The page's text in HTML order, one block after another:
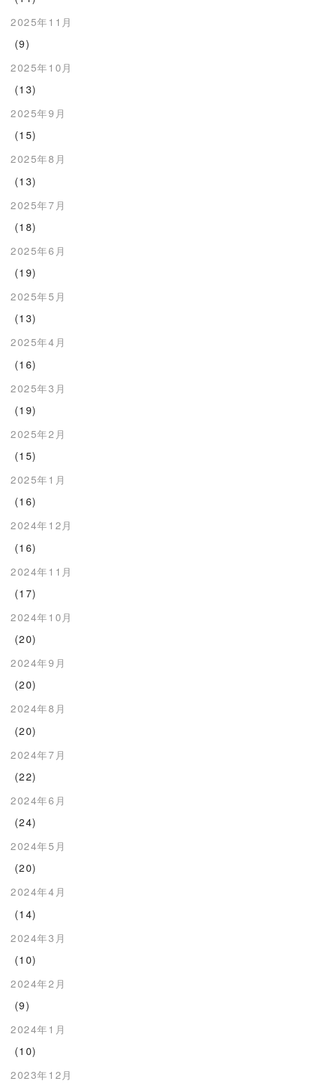
2025年11月
(9)
2025年10月
(13)
2025年9月
(15)
2025年8月
(13)
2025年7月
(18)
2025年6月
(19)
2025年5月
(13)
2025年4月
(16)
2025年3月
(19)
2025年2月
(15)
2025年1月
(16)
2024年12月
(16)
2024年11月
(17)
2024年10月
(20)
2024年9月
(20)
2024年8月
(20)
2024年7月
(22)
2024年6月
(24)
2024年5月
(20)
2024年4月
(14)
2024年3月
(10)
2024年2月
(9)
2024年1月
(10)
2023年12月